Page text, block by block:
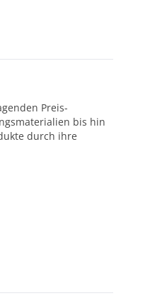
Preis-
bis hin
durch ihre